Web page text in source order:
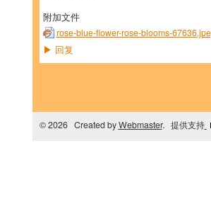
附加文件
rose-blue-flower-rose-blooms-
▶ 回复
© 2026 Created byWebmaster. 提供支持